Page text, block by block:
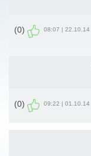
22.10.14 | 08:07
(0)
01.10.14 | 09:22
(0)